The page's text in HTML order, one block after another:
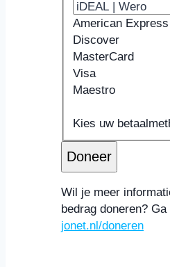
American Express
Discover
MasterCard
Visa
Maestro
creditcards:
American
Express,
Discover,
MasterCard,
Visa,
Maestro
Kaarthouder
Kies uw
Doneer
Wil je meer
bedrag doneren? Ga
jonet.nl/doneren